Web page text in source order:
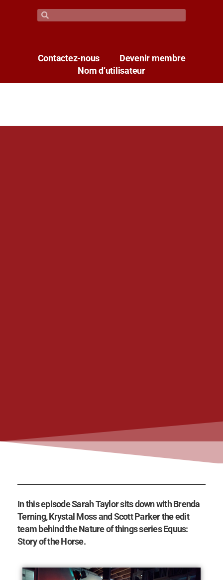
Contactez-nous
Devenir membre
Nom d’utilisateur
In this episode Sarah Taylor sits down with Brenda
Terning, Krystal Moss and Scott Parker the edit
team behind the Nature of things series Equus:
Story of the Horse.